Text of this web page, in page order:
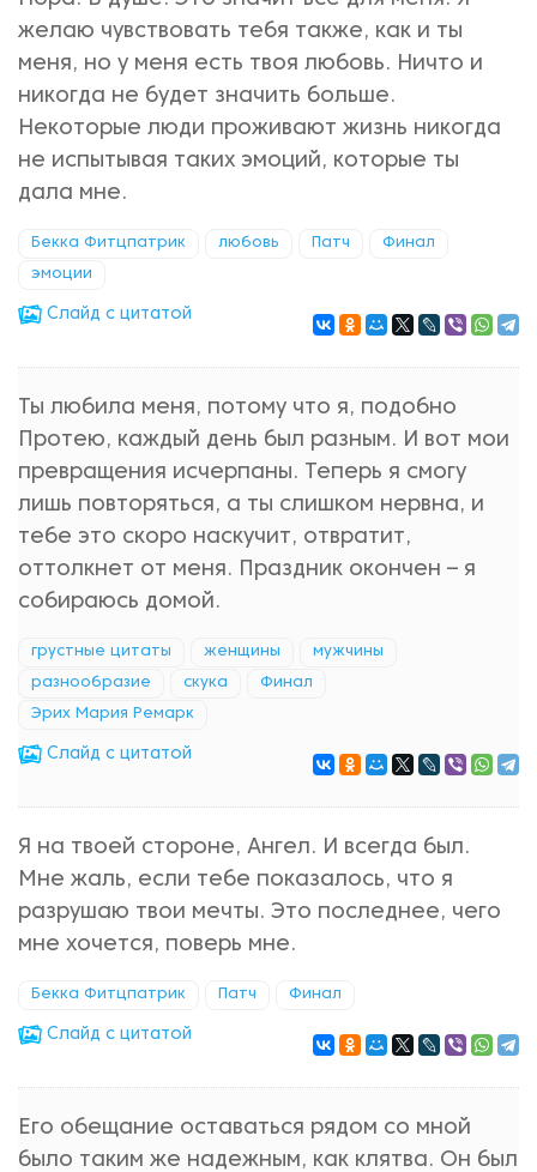
желаю чувствовать тебя также, как и ты
меня, но у меня есть твоя любовь. Ничто и
никогда не будет значить больше.
Некоторые люди проживают жизнь никогда
не испытывая таких эмоций, которые ты
дала мне.
Бекка Фитцпатрик любовь Патч Финал
эмоции
Cлайд с цитатой
Ты любила меня, потому что я, подобно
Протею, каждый день был разным. И вот мои
превращения исчерпаны. Теперь я смогу
лишь повторяться, а ты слишком нервна, и
тебе это скоро наскучит, отвратит,
оттолкнет от меня. Праздник окончен – я
собираюсь домой.
грустные цитаты женщины мужчины
разнообразие скука Финал
Эрих Мария Ремарк
Cлайд с цитатой
Я на твоей стороне, Ангел. И всегда был.
Мне жаль, если тебе показалось, что я
разрушаю твои мечты. Это последнее, чего
мне хочется, поверь мне.
Бекка Фитцпатрик Патч Финал
Cлайд с цитатой
Его обещание оставаться рядом со мной
было таким же надежным, как клятва. Он был